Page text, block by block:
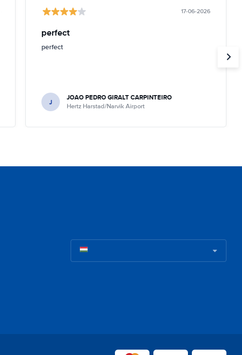
17-06-2026
perfect
perfect
J JOAO PEDRO GIRALT CARPINTEIRO
Hertz Harstad/Narvik Airport